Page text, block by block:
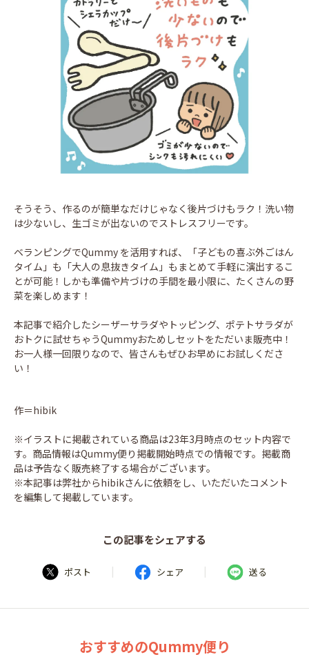
そうそう、作るのが簡単なだけじゃなく後片づけもラク！洗い物
は少ないし、生ゴミが出ないのでストレスフリーです。
ベランピングでQummy を活用すれば、「子どもの喜ぶ外ごはん
タイム」も「大人の息抜きタイム」もまとめて手軽に演出するこ
とが可能！しかも準備や片づけの手間を最小限に、たくさんの野
菜を楽しめます！
本記事で紹介したシーザーサラダやトッピング、ポテトサラダが
おトクに試せちゃうQummyおためしセットをただいま販売中！
お一人様一回限りなので、皆さんもぜひお早めにお試しくださ
い！
作＝hibik
※イラストに掲載されている商品は23年3月時点のセット内容で
す。商品情報はQummy便り掲載開始時点での情報です。掲載商
品は予告なく販売終了する場合がございます。
※本記事は弊社からhibikさんに依頼をし、いただいたコメント
を編集して掲載しています。
この記事をシェアする
ポスト | シェア | 送る
おすすめのQummy便り